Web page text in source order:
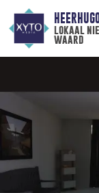
lokaal
waard